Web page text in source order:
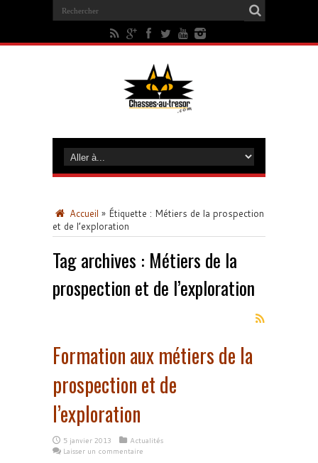
Accueil » Étiquette : Métiers de la prospection
et de l’exploration
Tag archives : Métiers de la
prospection et de l’exploration
Formation aux métiers de la
prospection et de
l’exploration
5 janvier 2013
Actualités
Laisser un commentaire